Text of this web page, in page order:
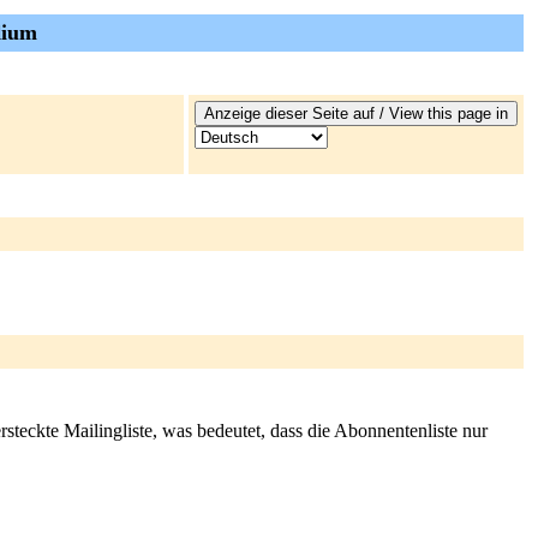
Mailingliste, was bedeutet, dass die Abonnentenliste nur